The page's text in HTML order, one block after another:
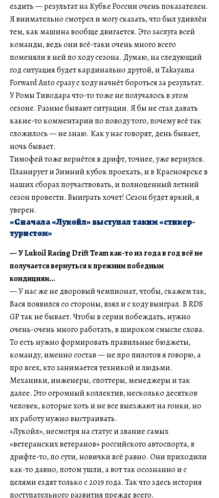
ездить — результат на Кубке России очень показателен.
Я внимательно смотрел и могу сказать, что был удивлён
тем, как машина вообще двигается. Это заслуга всей
команды, ведь они всё-таки очень много всего
поменяли в ней по ходу сезона. Думаю, на следующий
год ситуация будет кардинально другой, и Takayama
Forward Auto сразу с ходу начнёт бороться за результат.
У Ромы Тиводара что-то тоже не получалось в этом
сезоне. Разные бывают ситуации. Я бы не стал давать
какие-то комментарии по поводу того, почему всё так
сложилось — не знаю. Как у нас говорят, день бывает,
ночь бывает.
Тимофей тоже вернётся в дрифт, точнее, уже вернулся.
Планирует и Зимний кубок проехать, и в Красноярске в
наших сборах поучаствовать, и полноценный летний
сезон провести. Выиграть хочет! Сезон будет яркий, я
уверен.
«Сначала «Лукойл» выступал таким «стикер-
туристом»
— У Lukoil Racing Drift Team как-то из года в год всё не
получается вернуться к прежним победным
кондициям…
— У нас же не дворовый чемпионат, чтобы, скажем так,
Вася появился со стороны, взял и с ходу выиграл. В RDS
GP так не бывает. Чтобы в серии побеждать, нужно
очень-очень много работать, в широком смысле слова.
То есть нужно формировать правильные бюджеты,
команду, именно состав — не про пилотов я говорю, а
про всех, кто занимается техникой и людьми.
Механики, инженеры, споттеры, менеджеры и так
далее. Это огромный коллектив, несколько десятков
человек, которые хоть и не все выезжают на гонки, но
их работу нужно выстраивать.
«Лукойл», несмотря на статус и звание самых
«ветеранских ветеранов» российского автоспорта, в
дрифте-то, по сути, новички всё равно. Они приходили
как-то давно, потом ушли, а вот так осознанно и с
целями ездят только с 2019 года. Так что здесь история
поступательного развития прежде всего.